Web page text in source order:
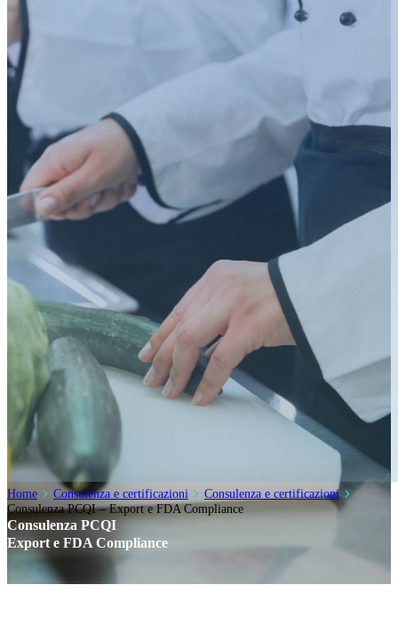
Home Consulenza e certificazioni
Consulenza e certificazioni
Consulenza PCQI – Export e FDA Compliance
Consulenza PCQI
Export e FDA Compliance